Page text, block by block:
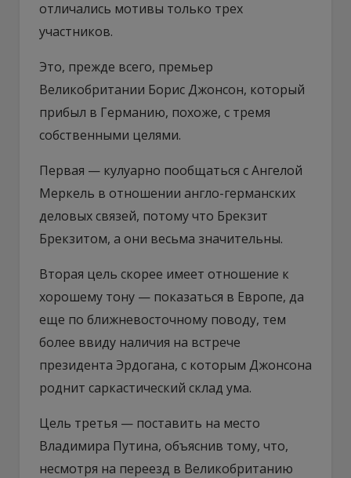
отличались мотивы только трех
участников.
Это, прежде всего, премьер
Великобритании Борис Джонсон, который
прибыл в Германию, похоже, с тремя
собственными целями.
Первая — кулуарно пообщаться с Ангелой
Меркель в отношении англо-германских
деловых связей, потому что Брекзит
Брекзитом, а они весьма значительны.
Вторая цель скорее имеет отношение к
хорошему тону — показаться в Европе, да
еще по ближневосточному поводу, тем
более ввиду наличия на встрече
президента Эрдогана, с которым Джонсона
роднит саркастический склад ума.
Цель третья — поставить на место
Владимира Путина, объяснив тому, что,
несмотря на переезд в Великобританию